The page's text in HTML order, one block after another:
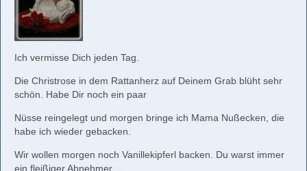
Ich vermisse Dich jeden Tag.
Die Christrose in dem Rattanherz auf Deinem Grab blüht sehr
schön. Habe Dir noch ein paar
Nüsse reingelegt und morgen bringe ich Mama Nußecken, die
habe ich wieder gebacken.
Wir wollen morgen noch Vanillekipferl backen. Du warst immer
ein fleißiger Abnehmer...